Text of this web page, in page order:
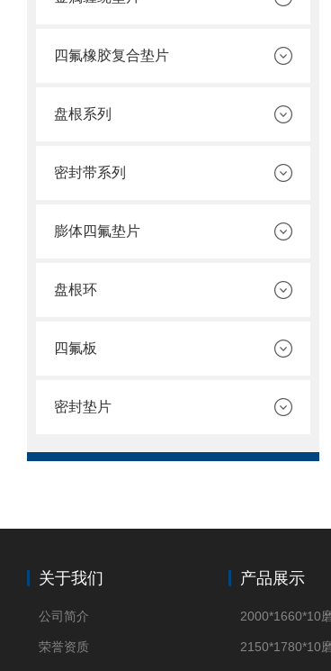
四氟橡胶复合垫片
盘根系列
密封带系列
膨体四氟垫片
盘根环
四氟板
密封垫片
关于我们
公司简介
荣誉资质
产品展示